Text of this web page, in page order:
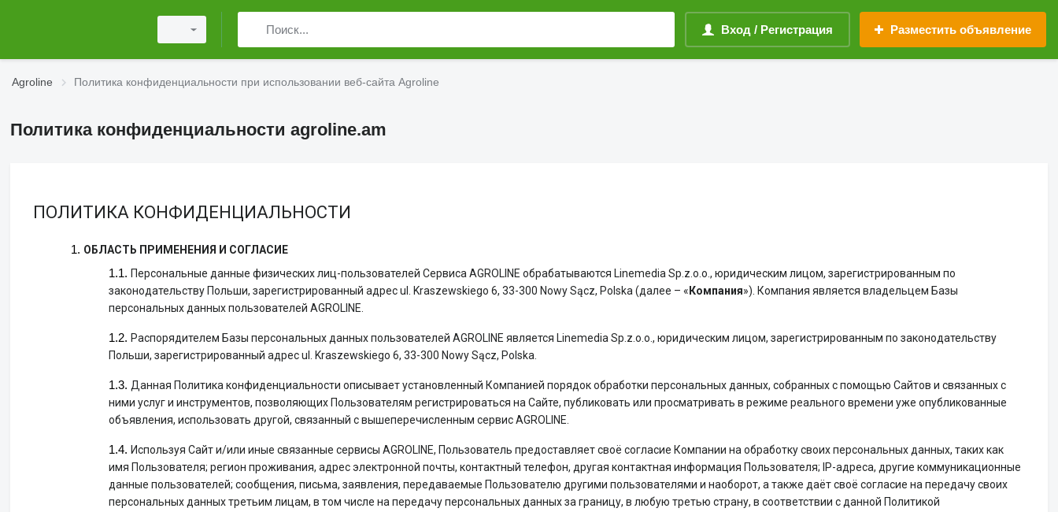
Вход / Регистрация Разместить объявление
Agroline Политика конфиденциальности при использовании веб-сайта Agroline
Политика конфиденциальности agroline.am
ПОЛИТИКА КОНФИДЕНЦИАЛЬНОСТИ
ОБЛАСТЬ ПРИМЕНЕНИЯ И СОГЛАСИЕ
Персональные данные физических лиц-пользователей Сервиса AGROLINE обрабатываются Linemedia Sp.z.o.o., юридическим лицом, зарегистрированным по
законодательству Польши, зарегистрированный адрес ul. Kraszewskiego 6, 33-300 Nowy Sącz, Polska (далее – « Компания»). Компания является владельцем Базы
персональных данных пользователей AGROLINE.
Распорядителем Базы персональных данных пользователей AGROLINE является Linemedia Sp.z.o.o., юридическим лицом, зарегистрированным по законодательству
Польши, зарегистрированный адрес ul. Kraszewskiego 6, 33-300 Nowy Sącz, Polska.
Данная Политика конфиденциальности описывает установленный Компанией порядок обработки персональных данных, собранных с помощью Сайтов и связанных с
ними услуг и инструментов, позволяющих Пользователям регистрироваться на Сайте, публиковать или просматривать в режиме реального времени уже опубликованные
объявления, использовать другой, связанный с вышеперечисленным сервис AGROLINE.
Используя Сайт и/или иные связанные сервисы AGROLINE, Пользователь предоставляет своё согласие Компании на обработку своих персональных данных, таких как
имя Пользователя; регион проживания, адрес электронной почты, контактный телефон, другая контактная информация Пользователя; IP-адреса, другие коммуникационные
данные пользователей; сообщения, письма, заявления, передаваемые Пользователю другими пользователями и наоборот, а также даёт своё согласие на передачу своих
персональных данных третьим лицам, в том числе на передачу персональных данных за границу, в любую третью страну, в соответствии с данной Политикой